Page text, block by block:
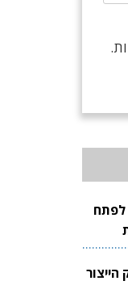
לפתח
5 את שוק הייצור